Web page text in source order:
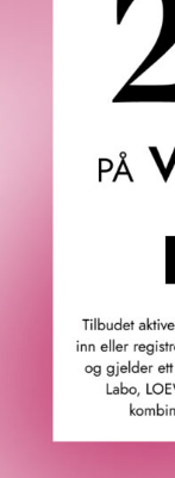
dufter,
linje. I 1994
Replica-
hele verden og
innsiden som
med en
som minnene
duftlys som har
personlige
Fra minner til